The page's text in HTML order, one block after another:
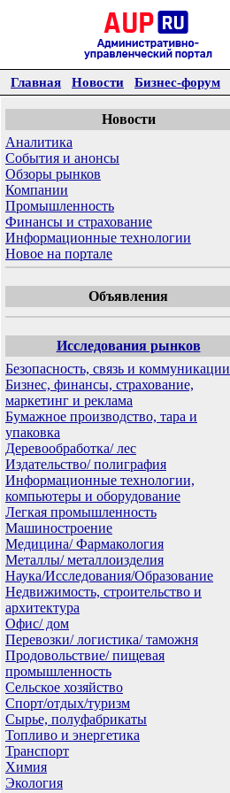
Главная Новости Бизнес-форум
Новости
Аналитика
События и анонсы
Обзоры рынков
Компании
Промышленность
Финансы и страхование
Информационные технологии
Новое на портале
Объявления
Исследования рынков
Безопасность, связь и коммуникации
Бизнес, финансы, страхование,
маркетинг и реклама
Бумажное производство, тара и
упаковка
Деревообработка/ лес
Издательство/ полиграфия
Информационные технологии,
компьютеры и оборудование
Легкая промышленность
Машиностроение
Медицина/ Фармакология
Металлы/ металлоизделия
Наука/Исследования/Образование
Недвижимость, строительство и
архитектура
Офис/ дом
Перевозки/ логистика/ таможня
Продовольствие/ пищевая
промышленность
Сельское хозяйство
Спорт/отдых/туризм
Сырье, полуфабрикаты
Топливо и энергетика
Транспорт
Химия
Экология